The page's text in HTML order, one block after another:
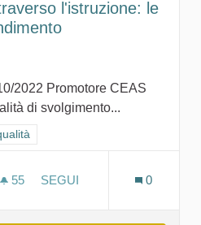
l'istruzione: le
2022 Promotore CEAS
di svolgimento...
GOAL 4 - Istruzione di qualità
55 55 SOSTENITORI
SEGUI
0